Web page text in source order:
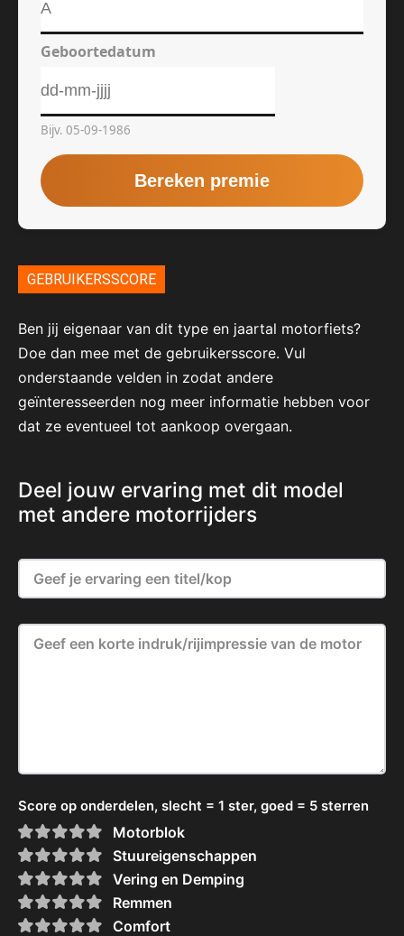
GEBRUIKERSSCORE
Ben jij eigenaar van dit type en jaartal motorfiets?
Doe dan mee met de gebruikersscore. Vul
onderstaande velden in zodat andere
geïnteresseerden nog meer informatie hebben voor
dat ze eventueel tot aankoop overgaan.
Deel jouw ervaring met dit model
met andere motorrijders
Score op onderdelen, slecht = 1 ster, goed = 5 sterren
Motorblok
Stuureigenschappen
Vering en Demping
Remmen
Comfort